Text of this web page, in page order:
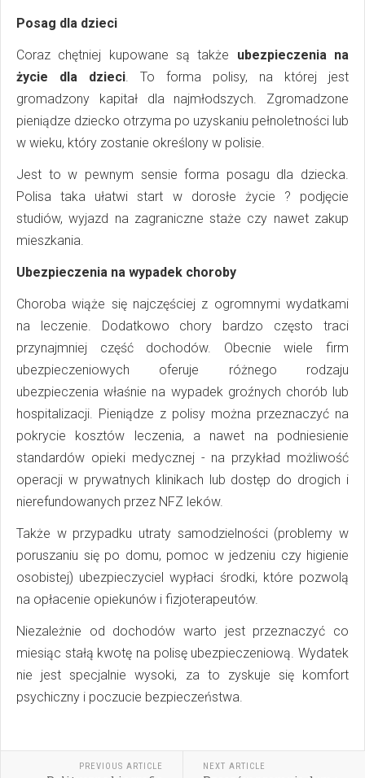
Posag dla dzieci
Coraz chętniej kupowane są także ubezpieczenia na
życie dla dzieci. To forma polisy, na której jest
gromadzony kapitał dla najmłodszych. Zgromadzone
pieniądze dziecko otrzyma po uzyskaniu pełnoletności lub
w wieku, który zostanie określony w polisie.
Jest to w pewnym sensie forma posagu dla dziecka.
Polisa taka ułatwi start w dorosłe życie ? podjęcie
studiów, wyjazd na zagraniczne staże czy nawet zakup
mieszkania.
Ubezpieczenia na wypadek choroby
Choroba wiąże się najczęściej z ogromnymi wydatkami
na leczenie. Dodatkowo chory bardzo często traci
przynajmniej część dochodów. Obecnie wiele firm
ubezpieczeniowych oferuje różnego rodzaju
ubezpieczenia właśnie na wypadek groźnych chorób lub
hospitalizacji. Pieniądze z polisy można przeznaczyć na
pokrycie kosztów leczenia, a nawet na podniesienie
standardów opieki medycznej - na przykład możliwość
operacji w prywatnych klinikach lub dostęp do drogich i
nierefundowanych przez NFZ leków.
Także w przypadku utraty samodzielności (problemy w
poruszaniu się po domu, pomoc w jedzeniu czy higienie
osobistej) ubezpieczyciel wypłaci środki, które pozwolą
na opłacenie opiekunów i fizjoterapeutów.
Niezależnie od dochodów warto jest przeznaczyć co
miesiąc stałą kwotę na polisę ubezpieczeniową. Wydatek
nie jest specjalnie wysoki, za to zyskuje się komfort
psychiczny i poczucie bezpieczeństwa.
PREVIOUS ARTICLE NEXT ARTICLE